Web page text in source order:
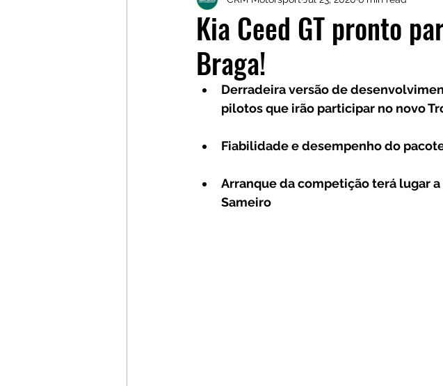
Kia Ceed GT pronto
Braga!
Derradeira versão de
pilotos que irão participar no novo
Fiabilidade e desempenho do
Arranque da competição terá lugar a
Sameiro